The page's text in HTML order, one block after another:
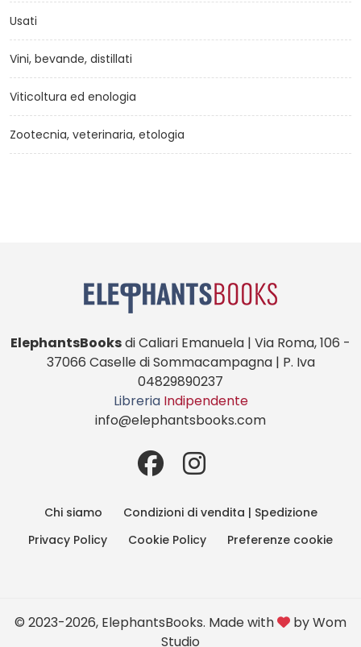
Usati
Vini, bevande, distillati
Viticoltura ed enologia
Zootecnia, veterinaria, etologia
ElephantsBooksdi Caliari Emanuela | Via Roma, 106 -
37066 Caselle di Sommacampagna | P. Iva
04829890237
Libreria Indipendente
info@elephantsbooks.com
Chi siamo
Condizioni di vendita | Spedizione
Privacy Policy
Cookie Policy Preferenze cookie
© 2023-2026, ElephantsBooks. Made with byWom
Studio